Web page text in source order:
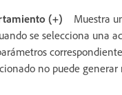
(+)
Muestra
se selecciona una
no puede